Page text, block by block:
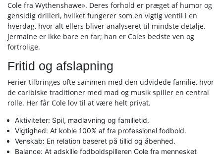
Cole fra Wythenshawe». Deres forhold er præget af humor og
gensidig drilleri, hvilket fungerer som en vigtig ventil i en
hverdag, hvor alt ellers bliver analyseret til mindste detalje.
Jermaine er ikke bare en far; han er Coles bedste ven og
fortrolige.
Fritid og afslapning
Ferier tilbringes ofte sammen med den udvidede familie, hvor
de caribiske traditioner med mad og musik spiller en central
rolle. Her får Cole lov til at være helt privat.
Aktiviteter: Spil, madlavning og familietid.
Vigtighed: At koble 100% af fra professionel fodbold.
Venskab: En relation baseret på tillid og åbenhed.
Balance: At adskille fodboldspilleren Cole fra mennesket